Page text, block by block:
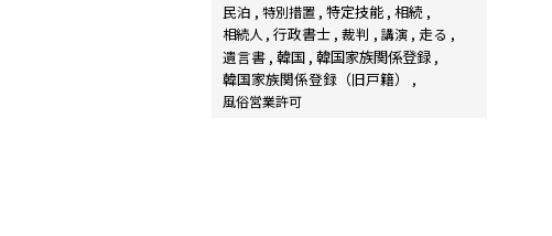
民泊 特別措置 特定技能 相続
相続人 行政書士 裁判 講演
走る
遺言書 韓国 韓国家族関係登録
韓国家族関係登録（旧戸籍）
風俗営業許可